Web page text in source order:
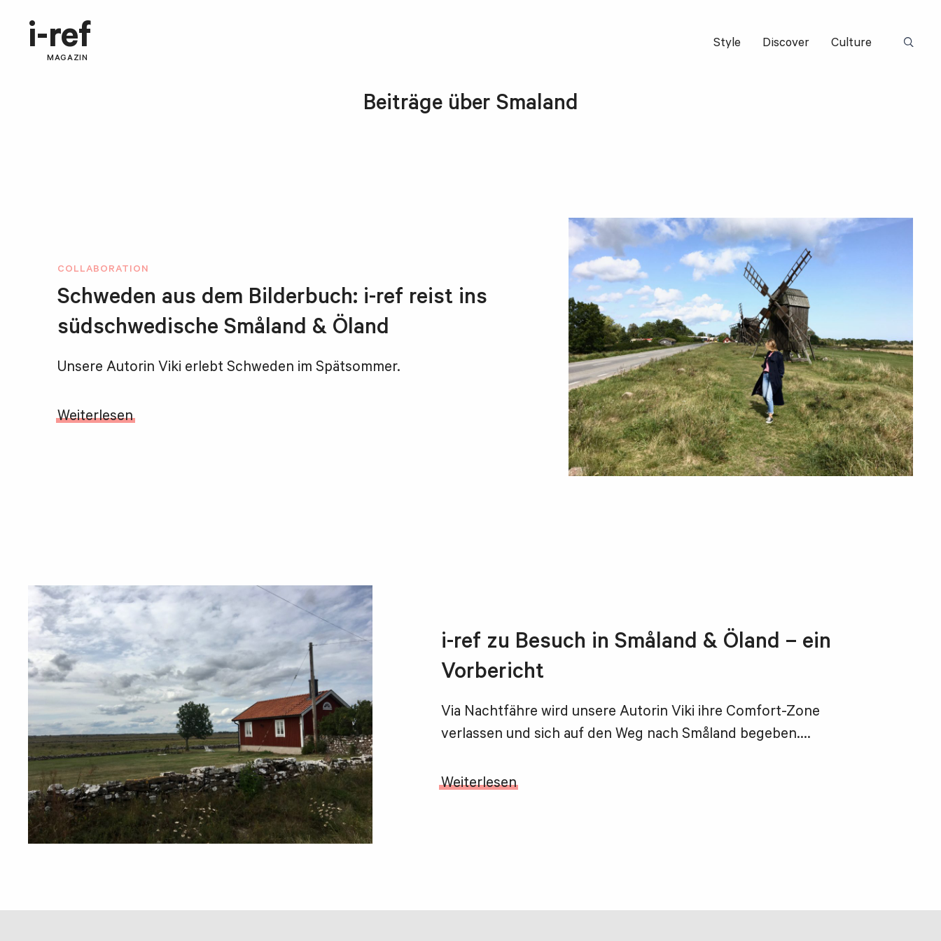
i-ref
MAGAZIN
Style Discover Culture
Beiträge über Smaland
COLLABORATION
Schweden aus dem Bilderbuch: i-ref reist ins
südschwedische Småland & Öland
Unsere Autorin Viki erlebt Schweden im Spätsommer.
Weiterlesen
i-ref zu Besuch in Småland & Öland – ein
Vorbericht
Via Nachtfähre wird unsere Autorin Viki ihre Comfort-Zone
verlassen und sich auf den Weg nach Småland begeben....
Weiterlesen